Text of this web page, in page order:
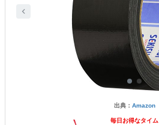
出典： Amazon
毎日お得なタイム